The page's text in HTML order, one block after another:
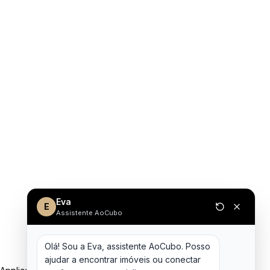
E Eva
Assistente AoCubo
Olá! Sou a Eva, assistente AoCubo. Posso
ajudar a encontrar imóveis ou conectar